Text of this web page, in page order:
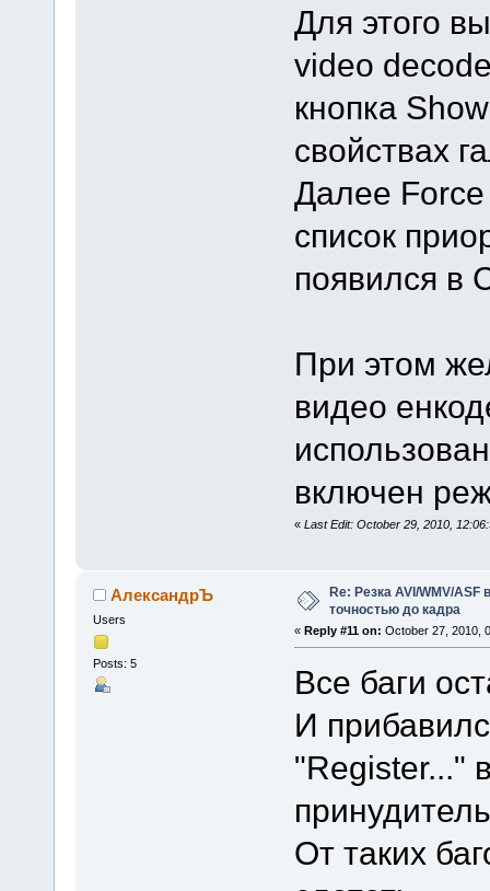
Для этого
video
кнопка
свойствах
Далее
список
появился в
При этом
видео
включен
« Last Edit: October 29, 2010,
АлександрЪ
Users
Posts: 5
Re: Резка AVI/WMV/
точностью до кадра
« Reply #11 on: October 27, 2010,
Все баги
И
"Register..."
От таких